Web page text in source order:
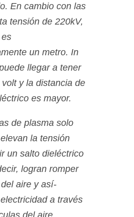
En cambio con las
tensión de 220kV,
un metro. In
llegar a tener
y la distancia de
es mayor.
de plasma solo
la tensión
un salto dieléctrico
logran romper
aire y así­
a través
del aire.